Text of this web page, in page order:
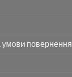
умови повернення